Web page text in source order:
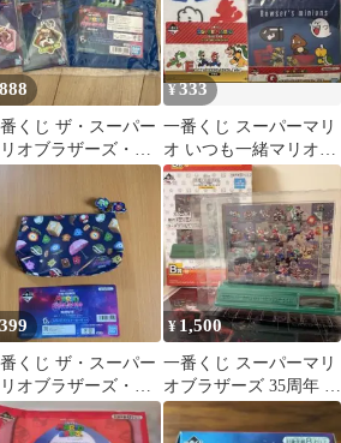
888
くじ ザ・スーパー
オブラザーズ・ム
ー チャーム3種、
¥333
一番くじ スーパーマリ
オ いつも一緒マリオ＆
フレンズ
399
くじ ザ・スーパー
オブラザーズ・ム
ー D賞 スライドフ
スナーポーチ
¥1,500
一番くじ スーパーマリ
オブラザーズ 35周年 B
賞 アラームクロック